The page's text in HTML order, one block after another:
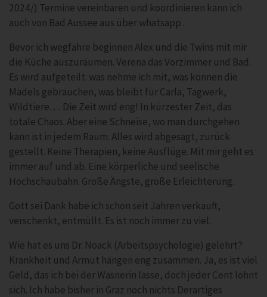
2024/) Termine vereinbaren und koordinieren kann ich
auch von Bad Aussee aus über whatsapp .
Bevor ich wegfahre beginnen Alex und die Twins mit mir
die Küche auszuräumen. Verena das Vorzimmer und Bad.
Es wird aufgeteilt: was nehme ich mit, was können die
Mädels gebrauchen, was bleibt für Carla, Tagwerk,
Wildtiere…. Die Zeit wird eng! In kürzester Zeit, das
totale Chaos. Aber eine Schneise, wo man durchgehen
kann ist in jedem Raum. Alles wird abgesagt, zurück
gestellt. Keine Therapien, keine Ausflüge. Mit mir geht es
immer auf und ab. Eine körperliche und seelische
Hochschaubahn. Große Ängste, große Erleichterung.
Gott sei Dank habe ich schon seit Jahren verkauft,
verschenkt, entmüllt. Es ist noch immer zu viel.
Wie hat es uns Dr. Noack (Arbeitspsychologie) gelehrt?
Krankheit und Armut hängen eng zusammen. Ja, es ist viel
Geld, das ich bei der Wasnerin lasse, doch jeder Cent lohnt
sich. Ich habe bisher in Graz noch nichts Derartiges